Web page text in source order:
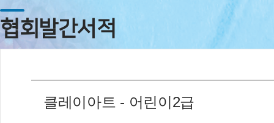
협회발간서적
클레이아트 - 어린이2급